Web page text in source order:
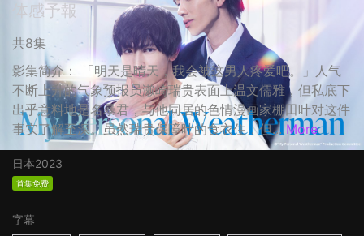
体感予報
共8集
影集简介： 「明天是晴天，我会被这男人疼爱吧。」人气
不断上升的气象预报员濑崎瑞贵表面上温文儒雅，但私底下
出乎意料地是名暴君，与他同居的色情漫画家棚田叶对这件
事实了解至深。虽然瑞贵保障叶的食衣住，但... More
日本2023
首集免费
字幕